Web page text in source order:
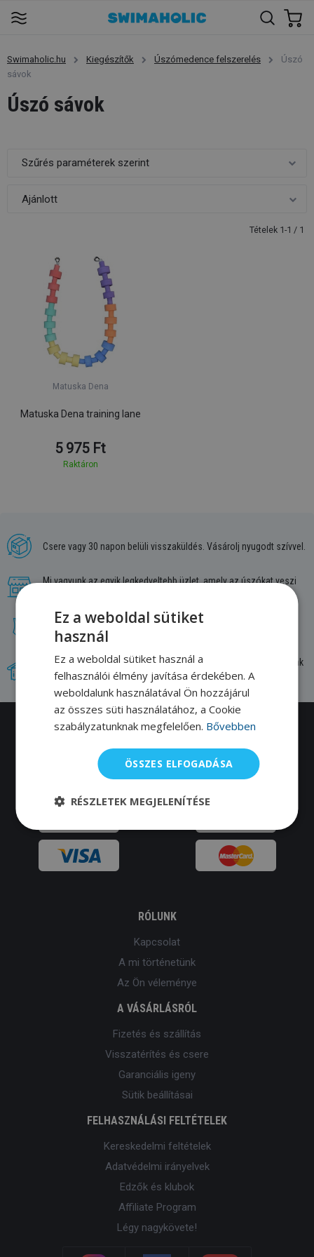
Swimaholic.hu Kiegészítők Úszómedence felszerelés
Úszó
sávok
Úszó sávok
Szűrés paraméterek szerint
Tételek 1-1 / 1
Matuska Dena
Matuska Dena training lane
5 975 Ft
Raktáron
Csere vagy 30 napon belüli visszaküldés. Vásárolj nyugodt szívvel.
Mi vagyunk az egyik legkedveltebb üzlet, amely az úszókat veszi
Újdonságok, amelyeket tőlünk szerezhetsz be először. Mi magunk
teszteljük a termékeket.
Kövess bennünket:Youtube ,Facebook0Instagram
RÓLUNK
Kapcsolat
A mi történetünk
Az Ön véleménye
A VÁSÁRLÁSRÓL
Fizetés és szállítás
Visszatérítés és csere
Garanciális igeny
Sütik beállításai
FELHASZNÁLÁSI FELTÉTELEK
Kereskedelmi feltételek
Adatvédelmi irányelvek
Edzők és klubok
Affiliate Program
Légy nagykövete!
Ez a weboldal sütiket
használ
Ez a weboldal sütiket használ a
felhasználói élmény javítása érdekében. A
weboldalunk használatával Ön hozzájárul
az összes süti használatához, a Cookie
szabályzatunknak megfelelően. Bővebben
ÖSSZES ELFOGADÁSA
RÉSZLETEK MEGJELENÍTÉSE